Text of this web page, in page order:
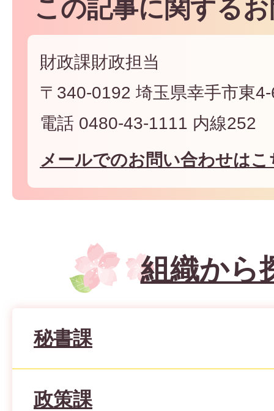
この記事に関する
財政課財政担当
〒340-0192 埼玉県幸手市東
電話 0480-43-1111 内線252
メールでのお問い合わせは
組織から
秘書課
政策課